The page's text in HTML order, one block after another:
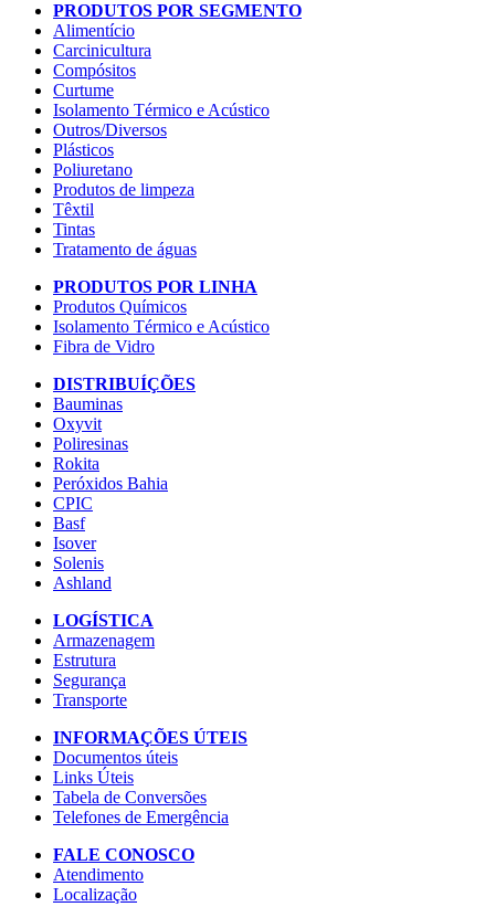
PRODUTOS POR SEGMENTO
Alimentício
Carcinicultura
Compósitos
Curtume
Isolamento Térmico e Acústico
Outros/Diversos
Plásticos
Poliuretano
Produtos de limpeza
Têxtil
Tintas
Tratamento de águas
PRODUTOS POR LINHA
Produtos Químicos
Isolamento Térmico e Acústico
Fibra de Vidro
DISTRIBUÍÇÕES
Bauminas
Oxyvit
Poliresinas
Rokita
Peróxidos Bahia
CPIC
Basf
Isover
Solenis
Ashland
LOGÍSTICA
Armazenagem
Estrutura
Segurança
Transporte
INFORMAÇÕES ÚTEIS
Documentos úteis
Links Úteis
Tabela de Conversões
Telefones de Emergência
FALE CONOSCO
Atendimento
Localização